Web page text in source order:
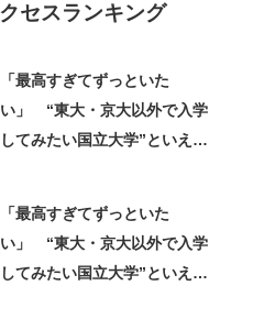
セスランキング
「最高すぎてずっといた
い」 “東大・京大以外で入学
してみたい国立大学”といえ
「最高すぎてずっといた
い」 “東大・京大以外で入学
してみたい国立大学”といえ